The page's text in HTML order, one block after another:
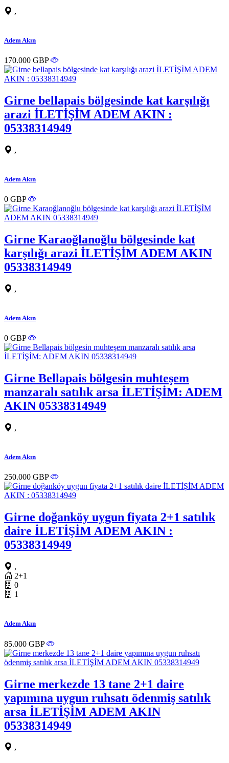
,
Adem Akın
170.000 GBP
Girne bellapais bölgesinde kat karşılığı
arazi İLETİŞİM ADEM AKIN :
05338314949
,
Adem Akın
0 GBP
Girne Karaoğlanoğlu bölgesinde kat
karşılığı arazi İLETİŞİM ADEM AKIN
05338314949
,
Adem Akın
0 GBP
Girne Bellapais bölgesin muhteşem
manzaralı satılık arsa İLETİŞİM: ADEM
AKIN 05338314949
,
Adem Akın
250.000 GBP
Girne doğanköy uygun fiyata 2+1 satılık
daire İLETİŞİM ADEM AKIN :
05338314949
,
2+1
0
1
Adem Akın
85.000 GBP
Girne merkezde 13 tane 2+1 daire
yapımına uygun ruhsatı ödenmiş satılık
arsa İLETİŞİM ADEM AKIN
05338314949
,